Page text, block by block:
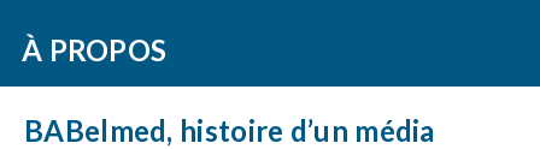
À PROPOS
BABelmed, histoire d’un média